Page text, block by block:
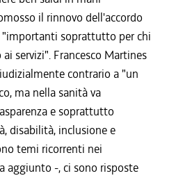
il rinnovo dell'accordo
"importanti soprattutto per chi
servizi". Francesco Martines
contrario a "un
ma nella sanità va
e soprattutto
disabilità, inclusione e
temi ricorrenti nei
aggiunto -, ci sono risposte